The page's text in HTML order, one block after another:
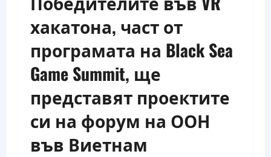
хакатона, част от
програмата на Black Sea
Game Summit, ще
представят проектите
си на форум на ООН
във Виетнам